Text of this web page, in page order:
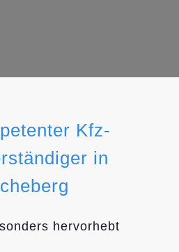
Kfz-
in
hervorhebt